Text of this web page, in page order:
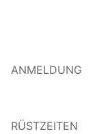
ANMELDUNG
RÜSTZEITEN